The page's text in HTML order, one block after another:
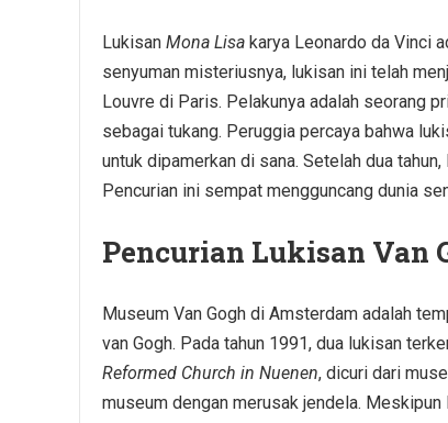
Lukisan Mona Lisa karya Leonardo da Vinci
senyuman misteriusnya, lukisan ini telah
Louvre di Paris. Pelakunya adalah seorang
sebagai tukang. Peruggia percaya bahwa
untuk dipamerkan di sana. Setelah dua
Pencurian ini sempat mengguncang dunia
Pencurian Lukisan Van
Museum Van Gogh di Amsterdam adalah
van Gogh. Pada tahun 1991, dua lukisan
Reformed Church in Nuenen, dicuri dari
museum dengan merusak jendela.